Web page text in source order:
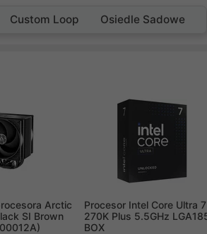
Custom Loop Osiedle Sadowe
Arctic
SI Brown
Procesor Intel Core Ultra 7
270K Plus 5.5GHz
BOX